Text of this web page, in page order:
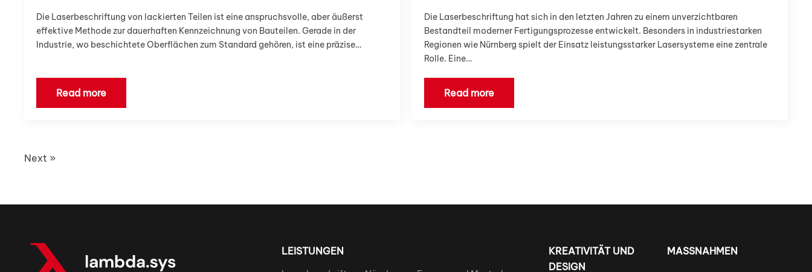
Die Laserbeschriftung von lackierten Teilen ist eine anspruchsvolle, aber äußerst
effektive Methode zur dauerhaften Kennzeichnung von Bauteilen. Gerade in der
Industrie, wo beschichtete Oberflächen zum Standard gehören, ist eine präzise…
Read more
Die Laserbeschriftung hat sich in den letzten Jahren zu einem unverzichtbaren
Bestandteil moderner Fertigungsprozesse entwickelt. Besonders in industriestarken
Regionen wie Nürnberg spielt der Einsatz leistungsstarker Lasersysteme eine zentrale
Rolle. Eine…
Read more
Next »
LEISTUNGEN
KREATIVITÄT UND
DESIGN
MASSNAHMEN